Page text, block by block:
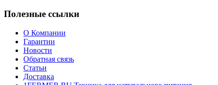
Полезные ссылки
О Компании
Гарантии
Новости
Обратная связь
Статьи
Доставка